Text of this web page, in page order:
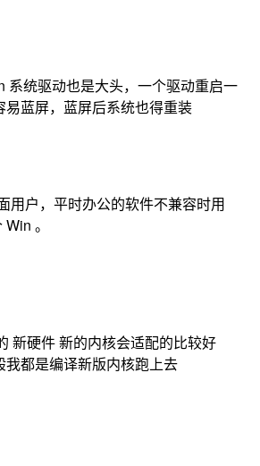
系统驱动也是大头，一个驱动重启一
易蓝屏，蓝屏后系统也得重装
用户，平时办公的软件不兼容时用
。
新硬件 新的内核会适配的比较好
我都是编译新版内核跑上去